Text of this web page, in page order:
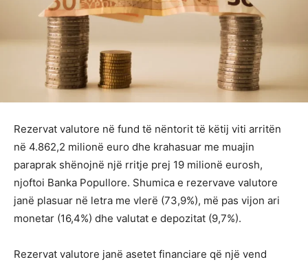
Rezervat valutore në fund të nëntorit të këtij viti arritën
në 4.862,2 milionë euro dhe krahasuar me muajin
paraprak shënojnë një rritje prej 19 milionë eurosh,
njoftoi Banka Popullore. Shumica e rezervave valutore
janë plasuar në letra me vlerë (73,9%), më pas vijon ari
monetar (16,4%) dhe valutat e depozitat (9,7%).
Rezervat valutore janë asetet financiare që një vend